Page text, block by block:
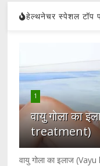
हेल्थनेचर स्पेशल टॉप
1
वायु गोला का
treatment)
वायु गोला का इलाज